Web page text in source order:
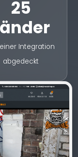
25
Integration
abgedeckt